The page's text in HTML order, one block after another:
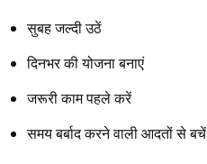
सुबह जल्दी उठें
दिनभर की योजना बनाएं
जरूरी काम पहले करें
समय बर्बाद करने वाली आदतों से बचें